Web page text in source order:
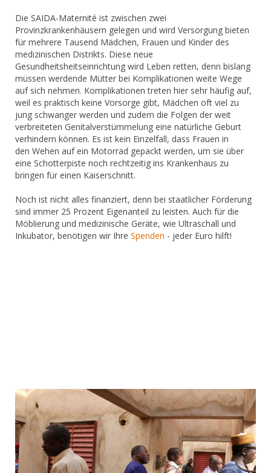
Die SAIDA-Maternité ist zwischen zwei
Provinzkrankenhäusern gelegen und wird Versorgung bieten
für mehrere Tausend Mädchen, Frauen und Kinder des
medizinischen Distrikts. Diese neue
Gesundheitsheitseinrichtung wird Leben retten, denn bislang
müssen werdende Mütter bei Komplikationen weite Wege
auf sich nehmen. Komplikationen treten hier sehr häufig auf,
weil es praktisch keine Vorsorge gibt, Mädchen oft viel zu
jung schwanger werden und zudem die Folgen der weit
verbreiteten Genitalverstümmelung eine natürliche Geburt
verhindern können. Es ist kein Einzelfall, dass Frauen in
den Wehen auf ein Motorrad gepackt werden, um sie über
eine Schotterpiste noch rechtzeitig ins Krankenhaus zu
bringen für einen Kaiserschnitt.
Noch ist nicht alles finanziert, denn bei staatlicher Förderung
sind immer 25 Prozent Eigenanteil zu leisten. Auch für die
Möblierung und medizinische Geräte, wie Ultraschall und
Inkubator, benötigen wir Ihre Spenden - jeder Euro hilft!